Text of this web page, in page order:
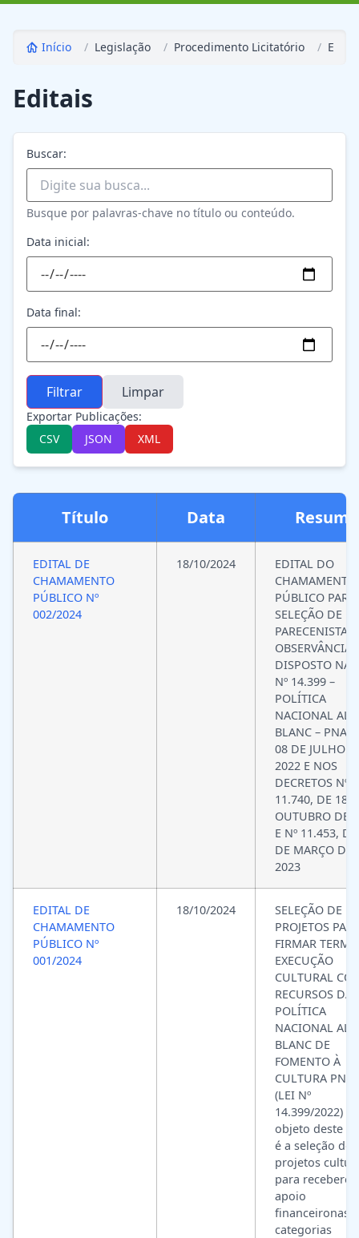
Início / Legislação / Procedimento Licitatório /
Editais
Buscar:
Busque por palavras-chave no título ou conteúdo.
Data inicial:
Data final:
Filtrar Limpar
Exportar Publicações:
CSV
JSON XML
Título Data Resumo
EDITAL DE
CHAMAMENTO
PÚBLICO Nº
002/2024
18/10/2024
EDITAL DO
CHAMAMENTO
PÚBLICO PARA
SELEÇÃO DE
OBSERVÂNCIA
DISPOSTO NA
Nº 14.399 –
POLÍTICA
NACIONAL
BLANC –
08 DE JULHO
2022 E NOS
DECRETOS Nº
11.740, DE 18
OUTUBRO DE
E Nº 11.453,
DE MARÇO DE
2023
EDITAL DE
CHAMAMENTO
PÚBLICO Nº
001/2024
18/10/2024
SELEÇÃO DE
PROJETOS
FIRMAR
EXECUÇÃO
CULTURAL
RECURSOS DA
POLÍTICA
NACIONAL
BLANC DE
FOMENTO À
CULTURA
(LEI Nº
14.399/2022) O
objeto deste
é a seleção de
projetos
para
apoio
financeironas
categorias